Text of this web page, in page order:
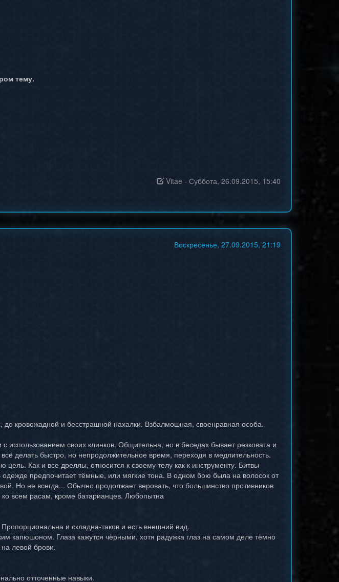
тему.
Vitae - Суббота, 26.09.2015, 15:40
Воскресенье, 27.09.2015, 21:19
кровожадной и бесстрашной нахалки. Взбалмошная, своенравная особа.
использованием своих клинков. Общительна, но в беседах бывает резковата и
делать быстро, но непродолжительное время, переходя в медлительность.
Как и все дреллы, относится к своему телу как к инструменту. Битвы
предпочитает тёмные, или мягкие тона. В одном бою была на волосок от
Но не всегда... Обычно продолжает веровать, что большинство противников
всем расам, кроме батарианцев. Любопытна
и складна-таков и есть внешний вид.
капюшоном. Глаза кажутся чёрными, хотя радужка глаз на самом деле тёмно
левой брови.
отточенные навыки.